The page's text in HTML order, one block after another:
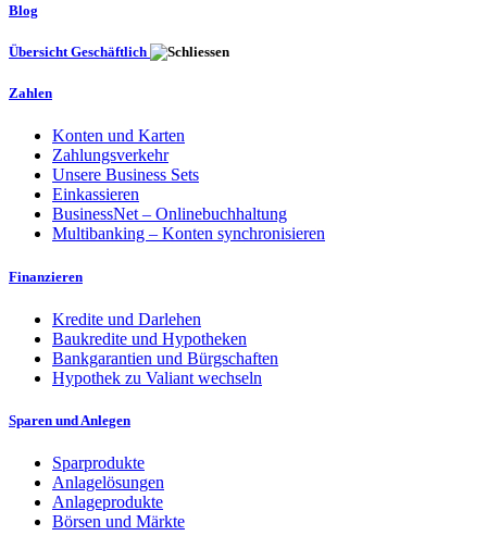
Blog
Übersicht Geschäftlich
Zahlen
Konten und Karten
Zahlungsverkehr
Unsere Business Sets
Einkassieren
BusinessNet – Onlinebuchhaltung
Multibanking – Konten synchronisieren
Finanzieren
Kredite und Darlehen
Baukredite und Hypotheken
Bankgarantien und Bürgschaften
Hypothek zu Valiant wechseln
Sparen und Anlegen
Sparprodukte
Anlagelösungen
Anlageprodukte
Börsen und Märkte